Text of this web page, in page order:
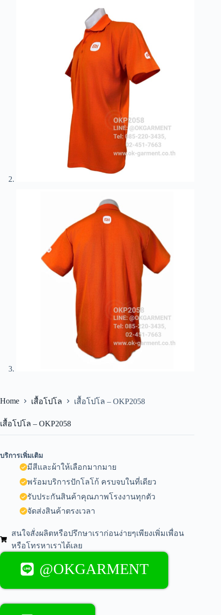
Home เสื้อโปโล เสื้อโปโล – OKP2058
เสื้อโปโล – OKP2058
บริการเพิ่มเติม
มีสีและผ้าให้เลือกมากมาย
พร้อมบริการปักโลโก้ ครบจบในที่เดียว
รับประกันสินค้าคุณภาพโรงงานทุกตัว
จัดส่งสินค้าตรงเวลา
สนใจสั่งผลิตหรือปรึกษาเราก่อนง่ายๆเพียงเพิ่มเพื่อน
หรือโทรหาเราได้เลย
@OKGARMENT